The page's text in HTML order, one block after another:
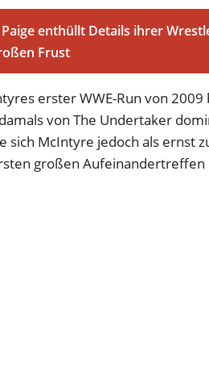
Paige enthüllt Details ihrer
Frust
erster WWE-Run von
von The Undertaker
sich McIntyre jedoch als ernst
großen Aufeinandertreffen